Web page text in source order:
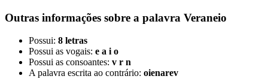
Outras informações sobre a palavra Veraneio
Possui: 8 letras
Possui as vogais: e a i o
Possui as consoantes: v r n
A palavra escrita ao contrário: oienarev